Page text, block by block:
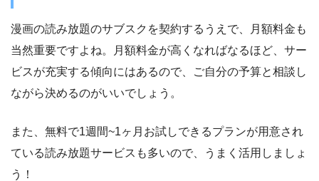
漫画の読み放題のサブスクを契約するうえで、月額料金も
当然重要ですよね。月額料金が高くなればなるほど、サー
ビスが充実する傾向にはあるので、ご自分の予算と相談し
ながら決めるのがいいでしょう。
また、無料で1週間~1ヶ月お試しできるプランが用意され
ている読み放題サービスも多いので、うまく活用しましょ
う！